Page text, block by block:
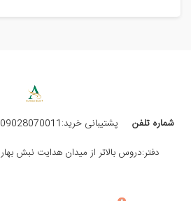
شماره تلفن
پشتیبانی خرید:09028070011
دفتر:دروس بالاتر از میدان هدایت نبش بهار